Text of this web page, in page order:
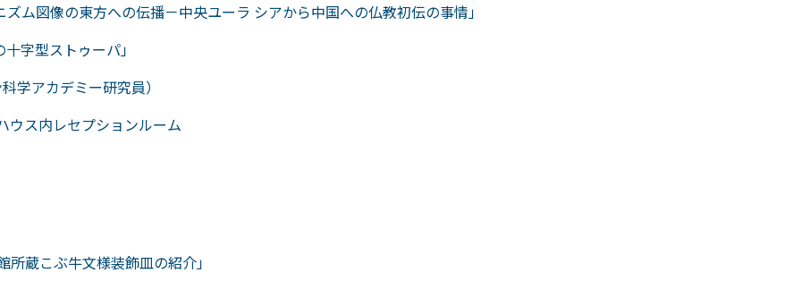
ム図像の東方への伝播－中央ユーラ シアから中国への仏教初伝の事情」
字型ストゥーパ」
学アカデミー研究員）
ス内レセプションルーム
蔵こぶ牛文様装飾皿の紹介」